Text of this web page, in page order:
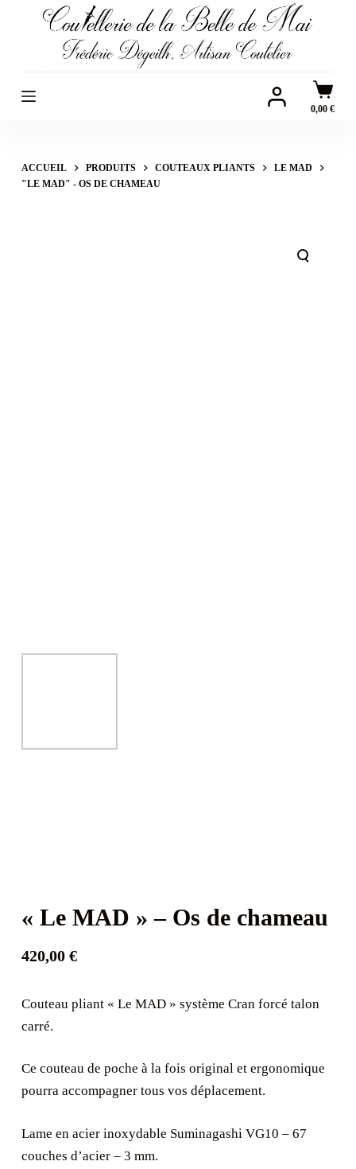
u
0,00€
ACCUEIL PRODUITS COUTEAUX PLIANTS
LE MAD
"LE MAD" - OS DE CHAMEAU
« Le MAD » – Os de chameau
420,00 €
Couteau pliant « Le MAD » système Cran forcé talon
carré.
Ce couteau de poche à la fois original et ergonomique
pourra accompagner tous vos déplacement.
Lame en acier inoxydable Suminagashi VG10 – 67
couches d’acier – 3 mm.